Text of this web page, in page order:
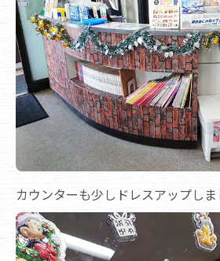
カウンターも少しドレスアップしま